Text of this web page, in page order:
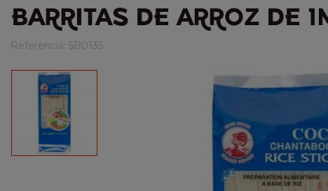
BARRITAS DE ARROZ DE
Referencia: 5B0135